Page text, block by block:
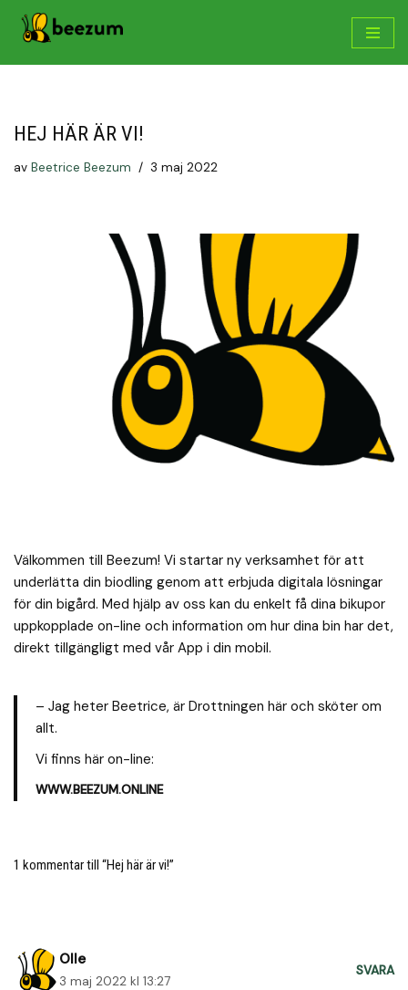
HEJ HÄR ÄR VI!
av Beetrice Beezum 3 maj 2022
Välkommen till Beezum! Vi startar ny verksamhet för att
underlätta din biodling genom att erbjuda digitala lösningar
för din bigård. Med hjälp av oss kan du enkelt få dina bikupor
uppkopplade on-line och information om hur dina bin har det,
direkt tillgängligt med vår App i din mobil.
– Jag heter Beetrice, är Drottningen här och sköter om
allt.
Vi finns här on-line:
WWW.BEEZUM.ONLINE
1 kommentar till “Hej här är vi!”
Olle
3 maj 2022 kl 13:27
SVARA